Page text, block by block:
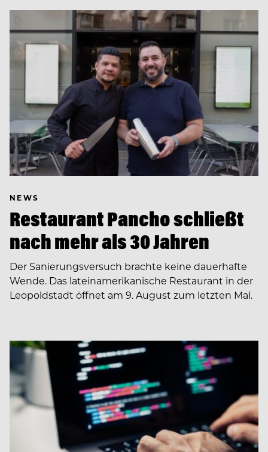
NEWS
Restaurant Pancho schließt
nach mehr als 30 Jahren
Der Sanierungsversuch brachte keine dauerhafte
Wende. Das lateinamerikanische Restaurant in der
Leopoldstadt öffnet am 9. August zum letzten Mal.